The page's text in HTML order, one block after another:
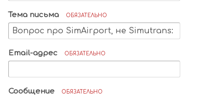
Тема письма ОБЯЗАТЕЛЬНО
Email-адрес ОБЯЗАТЕЛЬНО
Сообщение ОБЯЗАТЕЛЬНО